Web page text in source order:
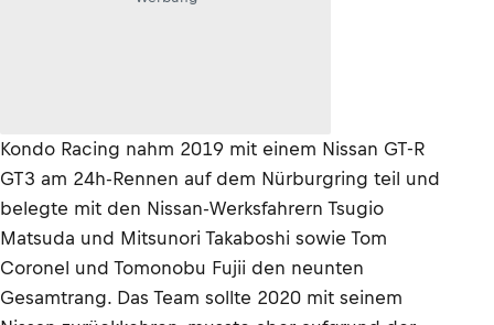
Kondo Racing nahm 2019 mit einem Nissan GT-R
GT3 am 24h-Rennen auf dem Nürburgring teil und
belegte mit den Nissan-Werksfahrern Tsugio
Matsuda und Mitsunori Takaboshi sowie Tom
Coronel und Tomonobu Fujii den neunten
Gesamtrang. Das Team sollte 2020 mit seinem